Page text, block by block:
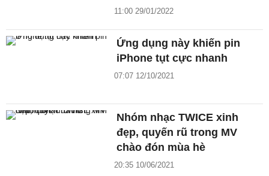
11:00 29/01/2022
Ứng dụng này khiến pin
iPhone tụt cực nhanh
07:07 12/10/2021
Nhóm nhạc TWICE xinh
đẹp, quyến rũ trong MV
chào đón mùa hè
20:35 10/06/2021